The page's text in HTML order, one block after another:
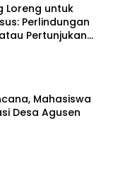
Loreng untuk
Perlindungan
Pertunjukan
Mahasiswa
Desa Agusen